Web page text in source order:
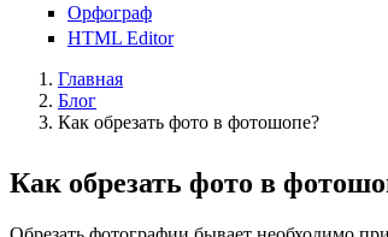
Орфограф
HTML Editor
Главная
Блог
Как обрезать фото в фотошопе?
Как обрезать фото в